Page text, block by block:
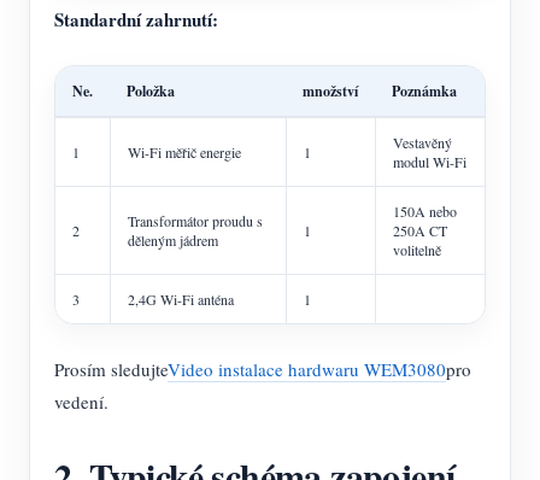
Standardní zahrnutí:
Ne. Položka množství Poznámka
1 Wi-Fi měřič energie 1
Vestavěný
modul Wi-Fi
2
Transformátor proudu s
děleným jádrem
1
150A nebo
250A CT
volitelně
3 2,4G Wi-Fi anténa 1
Prosím sledujteVideo instalace hardwaru WEM3080pro
vedení.